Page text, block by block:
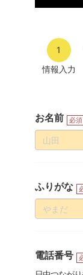
1
情報入力
お名前 必須
ふりがな
電話番号